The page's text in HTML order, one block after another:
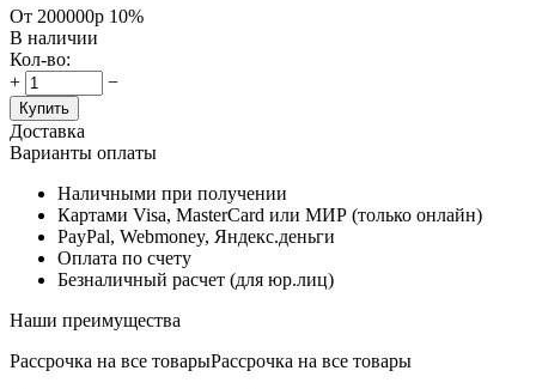
От 200000р 10%
В наличии
Кол-во:
+
−
Купить
Доставка
Варианты оплаты
Наличными при получении
Картами Visa, MasterCard или МИР (только онлайн)
PayPal, Webmoney, Яндекс.деньги
Оплата по счету
Безналичный расчет (для юр.лиц)
Наши преимущества
Рассрочка на все товарыРассрочка на все товары